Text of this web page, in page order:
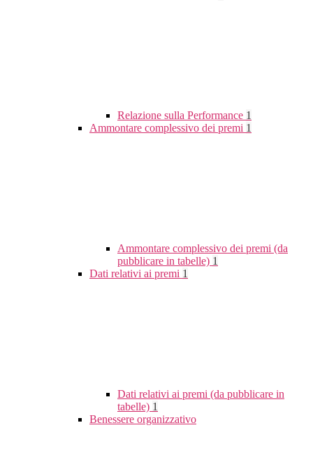
Relazione sulla Performance 1
Ammontare complessivo dei premi 1
Ammontare complessivo dei premi (da
pubblicare in tabelle) 1
Dati relativi ai premi 1
Dati relativi ai premi (da pubblicare in
tabelle) 1
Benessere organizzativo